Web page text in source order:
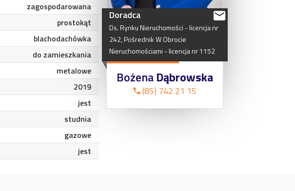
zagospodarowana
prostokąt
blachodachówka
do zamieszkania
metalowe
2019
jest
studnia
gazowe
jest
Doradca
Ds.RynkuNieruchomości -licencjanr
242,PośrednikWObrocie
Nieruchomościami -licencjanr1152
BożenaDąbrowska
(85) 742 21 15